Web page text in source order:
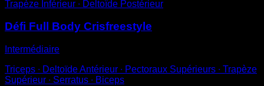
Trapèze Inférieur ∙ Deltoïde Postérieur
Défi Full Body Crisfreestyle
Intermédiaire
Triceps ∙ Deltoïde Antérieur ∙ Pectoraux Supérieurs ∙ Trapèze
Supérieur ∙ Serratus ∙ Biceps